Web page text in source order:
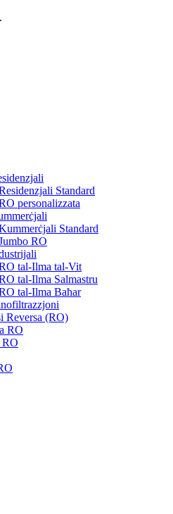
Standard
personalizzata
Standard
RO
tal-Ilma tal-Vit
tal-Ilma Salmastru
tal-Ilma Baħar
Reversa (RO)
RO
RO